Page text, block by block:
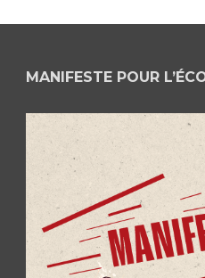
MANIFESTE POUR